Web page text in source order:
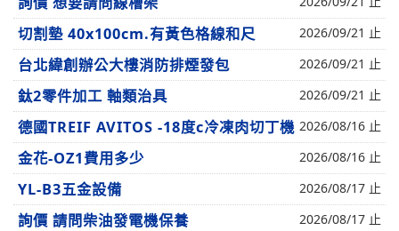
切割墊 40x100cm.有黃色格線和尺 2026/09/21 止
台北緯創辦公大樓消防排煙發包 2026/09/21 止
鈦2零件加工 軸類治具 2026/09/21 止
德國TREIF AVITOS -18度c冷凍肉切丁機 2026/08/16 止
金花-OZ1費用多少 2026/08/16 止
YL-B3五金設備 2026/08/17 止
詢價 請問柴油發電機保養 2026/08/17 止